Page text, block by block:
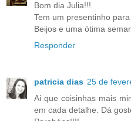
Bom dia Julia!!!
Tem um presentinho
Beijos e uma ótima
Responder
patricia dias 25 de
Ai que coisinhas mais
em cada detalhe. Dá